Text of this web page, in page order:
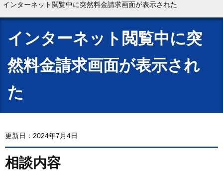
インターネット閲覧中に突然料金請求画面が表示された
インターネット閲覧中に突
然料金請求画面が表示され
た
更新日：2024年7月4日
相談内容